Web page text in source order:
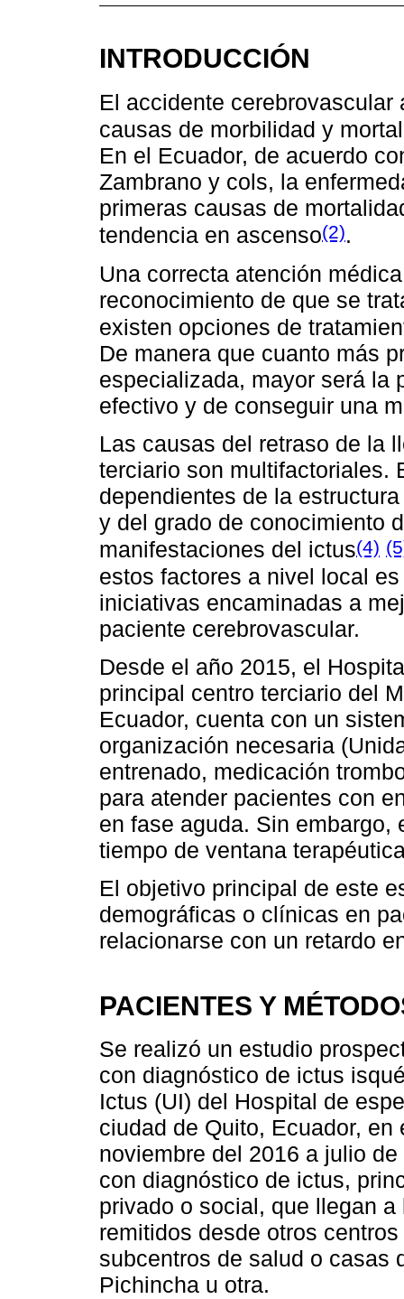
INTRODUCCIÓN
El accidente
causas de morbilidad y
En el Ecuador, de acuerdo
Zambrano y cols, la
primeras causas de
tendencia en ascenso(2).
Una correcta atención
reconocimiento de que se
existen opciones de
De manera que cuanto más
especializada, mayor será la
efectivo y de conseguir una
Las causas del retraso de la
terciario son multifactoriales.
dependientes de la
y del grado de conocimiento
manifestaciones del ictus(4)
estos factores a nivel local
iniciativas encaminadas a
paciente cerebrovascular.
Desde el año 2015, el
principal centro terciario del
Ecuador, cuenta con un
organización necesaria
entrenado, medicación
para atender pacientes con
en fase aguda. Sin embargo,
tiempo de ventana
El objetivo principal de este
demográficas o clínicas en
relacionarse con un retardo
PACIENTES Y
Se realizó un estudio
con diagnóstico de ictus
Ictus (UI) del Hospital de
ciudad de Quito, Ecuador,
noviembre del 2016 a julio
con diagnóstico de ictus,
privado o social, que llegan
remitidos desde otros
subcentros de salud o casas
Pichincha u otra.